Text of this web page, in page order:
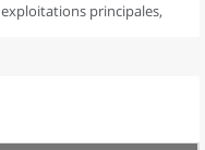
exploitations principales,